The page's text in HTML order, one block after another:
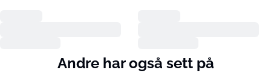
Andre har også sett på